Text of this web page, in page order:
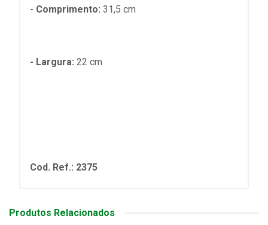
- Comprimento: 31,5 cm
- Largura: 22 cm
Cod. Ref.: 2375
Produtos Relacionados